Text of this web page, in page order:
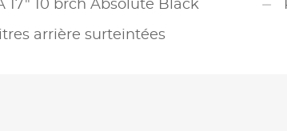
17" 10 brch Absolute Black
arrière surteintées